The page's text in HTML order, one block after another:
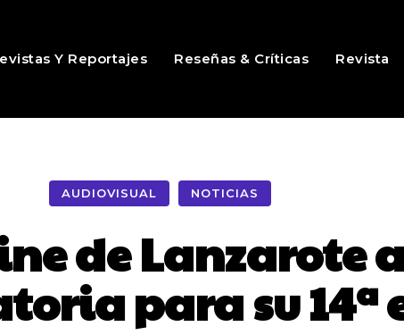
Y Reportajes Reseñas & Críticas Revista
AUDIOVISUAL NOTICIAS
de Lanzarote
para su 14ª